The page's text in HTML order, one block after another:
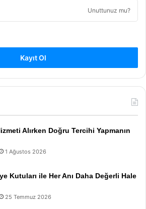
Unuttunuz mu?
Kayıt Ol
Alırken Doğru Tercihi Yapmanın
1 Ağustos 2026
Kutuları ile Her Anı Daha Değerli Hale
25 Temmuz 2026